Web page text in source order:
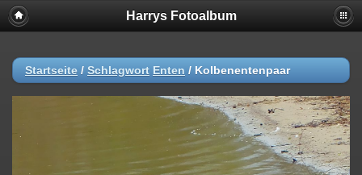
Harrys Fotoalbum
Startseite / Schlagwort Enten / Kolbenentenpaar